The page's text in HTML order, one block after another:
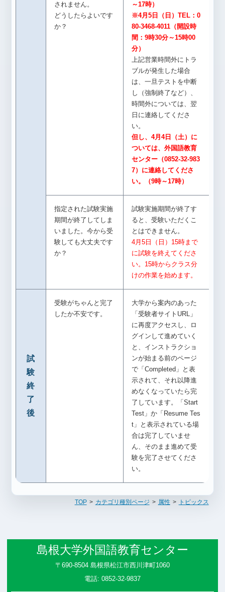
されません。
どうしたらよいです
か？
～17時）
※4月5日（日）TEL：0
80-3468-4011（開設時
間：9時30分～15時00
分）
上記営業時間外にトラ
ブルが発生した場合
は、一旦テストを中断
し（強制終了など）、
時間外については、翌
日に連絡してくださ
い。
但し、4月4日（土）に
ついては、外国語教育
センター（0852-32-983
7）に連絡してくださ
い。（9時～17時）
指定された試験実施
期間が終了してしま
いました。今から受
験しても大丈夫です
か？
試験実施期間が終了す
ると、受験いただくこ
とはできません。
4月5日（日）15時まで
に試験を終えてくださ
い。15時からクラス分
けの作業を始めます。
試
験
終
了
後
受験がちゃんと完了
したか不安です。
大学から案内のあった
「受験者サイトURL」
に再度アクセスし、ロ
グインして進めていく
と、インストラクショ
ンが始まる前のページ
で「Completed」と表
示されて、それ以降進
めなくなっていたら完
了しています。「Start
Test」か「Resume Tes
t」と表示されている場
合は完了していませ
ん、そのまま進めて受
験を完了させてくださ
い。
TOP カテゴリ種別ページ 属性 トピックス
島根大学外国語教育センター
〒690-8504 島根県松江市西川津町1060
電話: 0852-32-9837